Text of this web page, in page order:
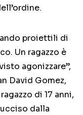
proiettili di
Un ragazzo è
agonizzare”,
David Gomez,
di 17 anni,
dalla